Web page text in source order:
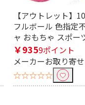
【アウトレット】
フルボール 色指定
ャ おもちゃ スポー
￥9359ポイント
メーカーお取り寄せ
☆☆☆☆☆